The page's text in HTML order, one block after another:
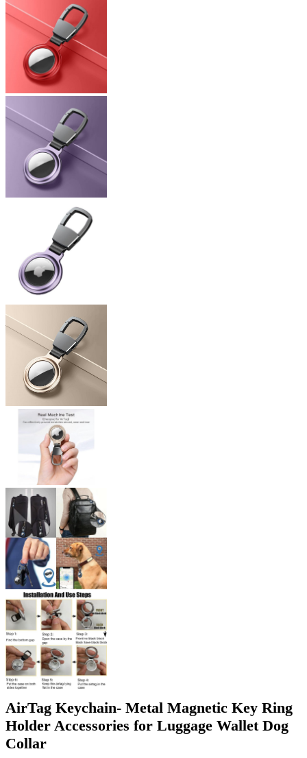
AirTag Keychain- Metal Magnetic Key Ring
Holder Accessories for Luggage Wallet Dog
Collar